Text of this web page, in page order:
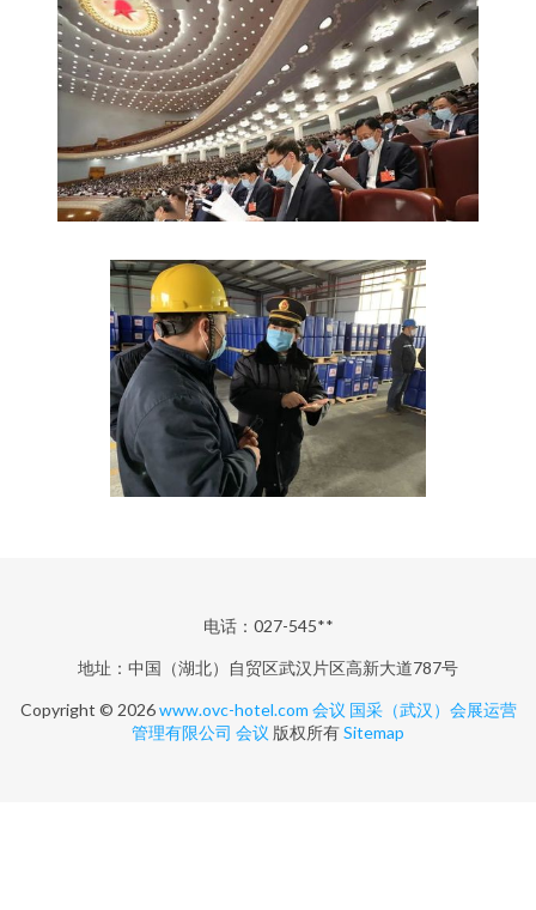
电话：027-545**
地址：中国（湖北）自贸区武汉片区高新大道787号
Copyright © 2026www.ovc-hotel.com 会议 国采（武汉）会展运营
管理有限公司 会议 版权所有Sitemap